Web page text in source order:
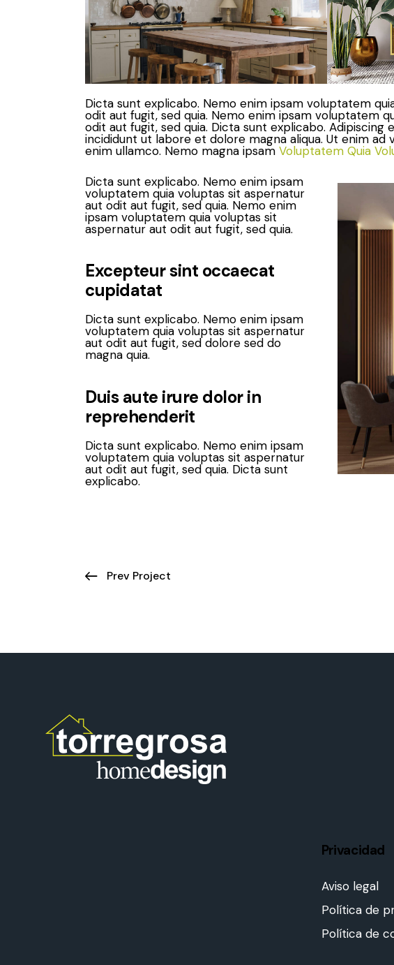
Dicta sunt explicabo. Nemo enim ipsam voluptatem
odit aut fugit, sed quia. Nemo enim ipsam voluptatem
odit aut fugit, sed quia. Dicta sunt explicabo. Adipiscing
incididunt ut labore et dolore magna aliqua. Ut enim ad
enim ullamco. Nemo magna ipsam Voluptatem Quia
Dicta sunt explicabo. Nemo enim ipsam
voluptatem quia voluptas sit aspernatur
aut odit aut fugit, sed quia. Nemo enim
ipsam voluptatem quia voluptas sit
aspernatur aut odit aut fugit, sed quia.
Excepteur sint occaecat
cupidatat
Dicta sunt explicabo. Nemo enim ipsam
voluptatem quia voluptas sit aspernatur
aut odit aut fugit, sed dolore sed do
magna quia.
Duis aute irure dolor in
reprehenderit
Dicta sunt explicabo. Nemo enim ipsam
voluptatem quia voluptas sit aspernatur
aut odit aut fugit, sed quia. Dicta sunt
explicabo.
Prev Project
Privacidad
Aviso legal
Política de
Política de